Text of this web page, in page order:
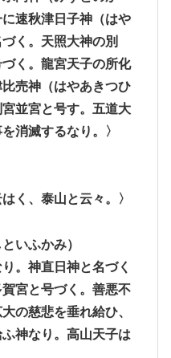
速秋津日子神（はや
く。天照大神の別
く。龍宮天子の所化
売神（はやあきつひ
並宮と号す。五道大
消滅するなり。〉
く、泰山と云々。〉
いふかみ）
。神直日神と名づく
宮と号づく。善悪不
の慈悲を垂れ給ひ、
神なり。高山天子は